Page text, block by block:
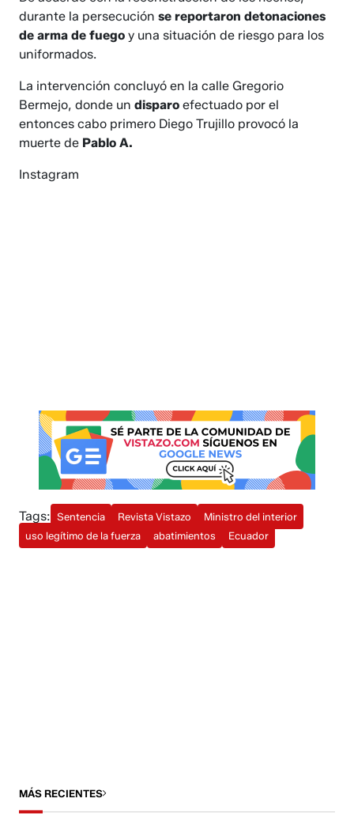
durante la persecución se reportaron detonaciones
de arma de fuego y una situación de riesgo para los
uniformados.
La intervención concluyó en la calle Gregorio
Bermejo, donde undisparoefectuado por el
entonces cabo primero Diego Trujillo provocó la
muerte de Pablo A.
Instagram
Tags: Sentencia Revista Vistazo
Ministro del interior
uso legítimo de la fuerza
abatimientos Ecuador
MÁS RECIENTES